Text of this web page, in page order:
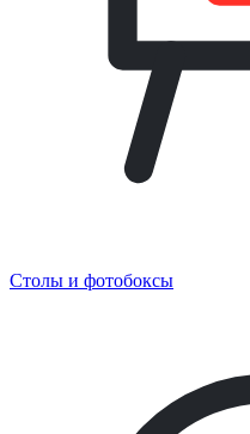
Столы и фотобоксы